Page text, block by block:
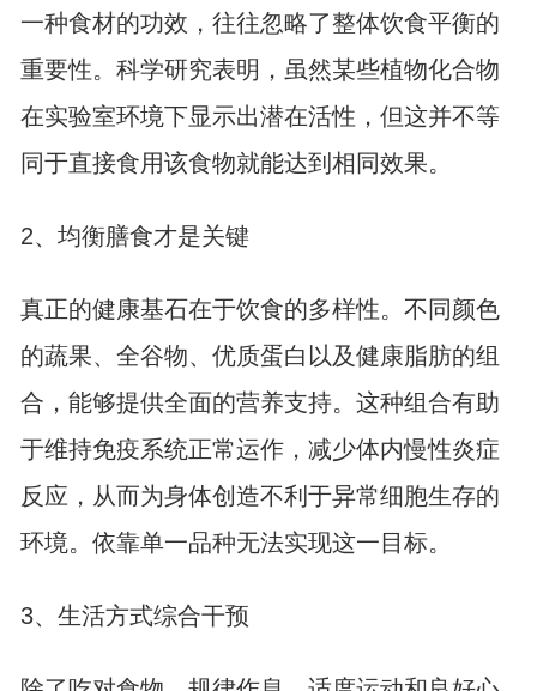
一种食材的功效，往往忽略了整体饮食平衡的
重要性。科学研究表明，虽然某些植物化合物
在实验室环境下显示出潜在活性，但这并不等
同于直接食用该食物就能达到相同效果。
2、均衡膳食才是关键
真正的健康基石在于饮食的多样性。不同颜色
的蔬果、全谷物、优质蛋白以及健康脂肪的组
合，能够提供全面的营养支持。这种组合有助
于维持免疫系统正常运作，减少体内慢性炎症
反应，从而为身体创造不利于异常细胞生存的
环境。依靠单一品种无法实现这一目标。
3、生活方式综合干预